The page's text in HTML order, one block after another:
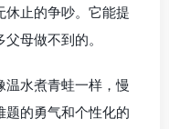
休止的争吵。它能提
母做不到的。
温水煮青蛙一样，慢
题的勇气和个性化的